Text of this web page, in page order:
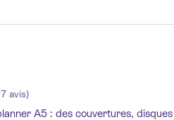
avis)
A5 : des couvertures,